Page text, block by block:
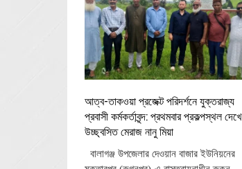
আত্ব-তাকওয়া প্রজেক্ট পরিদর্শনে যুক্তরাজ্য
প্রবাসী কর্মকর্তাবৃন্দ: প্রথমবার প্রকল্পস্থল দেখে
উচ্ছ্বসিত মেরাজ নানু মিয়া
বালাগঞ্জ উপজেলার দেওয়ান বাজার ইউনিয়নের